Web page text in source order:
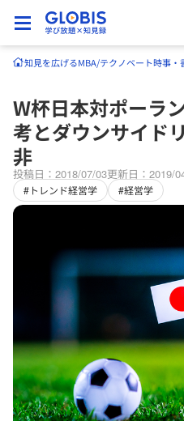
知見を広げるMBA/テクノベート時事・
W杯日本対ポーラ
考とダウンサイド
非
投稿日：2018/07/03更新日：2019/
#トレンド経営学 #経営学